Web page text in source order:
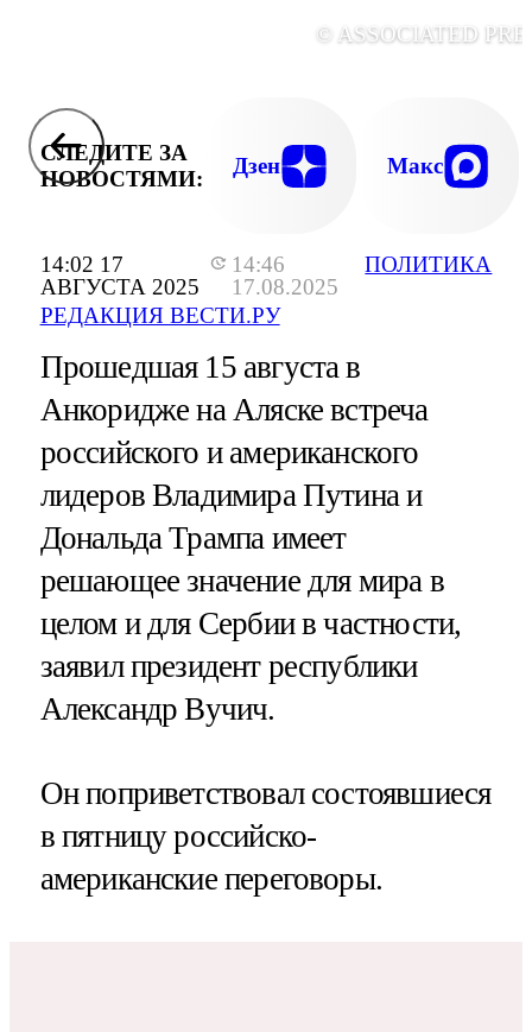
14:02 17
АВГУСТА 2025
14:46
17.08.2025
РЕДАКЦИЯ ВЕСТИ.РУ
ПОЛИТИКА
© ASSOCIATED
СЛЕДИТЕ ЗА
НОВОСТЯМИ:
Дзен Макс
Прошедшая 15 августа в
Анкоридже на Аляске встреча
российского и американского
лидеров Владимира Путина и
Дональда Трампа имеет
решающее значение для мира в
целом и для Сербии в частности,
заявил президент республики
Александр Вучич.
Он поприветствовал состоявшиеся
в пятницу российско-
американские переговоры.